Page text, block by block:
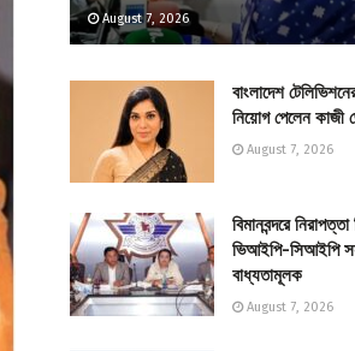
August 7, 2026
বাংলাদেশ
নিয়োগ পেলেন কাজী
August 7, 2026
বিমানবন্দরে
ভিআইপি-সিআইপি
বাধ্যতামূলক
August 7, 2026